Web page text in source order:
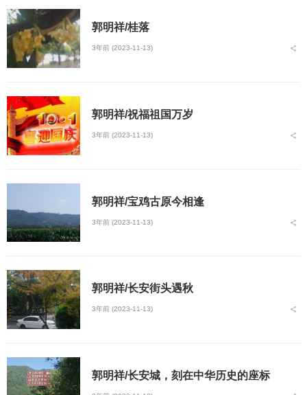
郭明祥/桂落
3年前 (2023-11-13)
郭明祥/祝福祖国万岁
3年前 (2023-11-13)
郭明祥/宝鸡古原今相逢
3年前 (2023-11-13)
郭明祥/长安街头遇秋
3年前 (2023-11-13)
郭明祥/长安城，刻在中华历史的座标